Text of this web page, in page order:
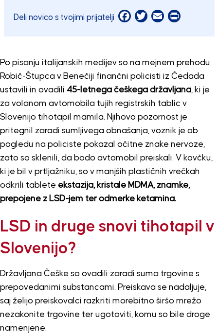
Deli novico s tvojimi prijatelji Facebook
Twitter
EmailPrint
Po pisanju italijanskih medijev so na mejnem prehodu
Robič-Štupca v Benečiji finančni policisti iz Čedada
ustavili in ovadili 45-letnega češkega državljana, ki je
za volanom avtomobila tujih registrskih tablic v
Slovenijo tihotapil mamila. Njihovo pozornost je
pritegnil zaradi sumljivega obnašanja, voznik je ob
pogledu na policiste pokazal očitne znake nervoze,
zato so sklenili, da bodo avtomobil preiskali. V kovčku,
ki je bil v prtljažniku, so v manjših plastičnih vrečkah
odkrili tablete ekstazija, kristale MDMA, znamke,
prepojene z LSD-jem ter odmerke ketamina.
LSD in druge snovi tihotapil v
Slovenijo?
Državljana Češke so ovadili zaradi suma trgovine s
prepovedanimi substancami. Preiskava se nadaljuje,
saj želijo preiskovalci razkriti morebitno širšo mrežo
nezakonite trgovine ter ugotoviti, komu so bile droge
namenjene.